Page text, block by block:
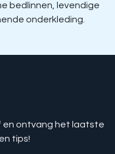
bedlinnen, levendige
onderkleding.
en ontvang het laatste
tips!